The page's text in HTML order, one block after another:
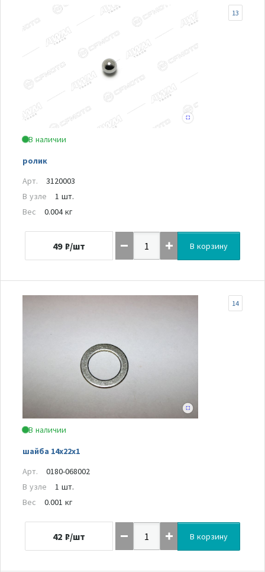
В наличии
ролик
13
Арт.
3120003
В узле
1 шт.
Вес
0.004 кг
49 ₽/шт В корзину
В наличии
шайба 14х22х1
14
Арт.
0180-068002
В узле
1 шт.
Вес
0.001 кг
42 ₽/шт В корзину